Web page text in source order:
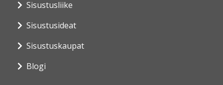
Sisustusliike
Sisustusideat
Sisustuskaupat
Blogi